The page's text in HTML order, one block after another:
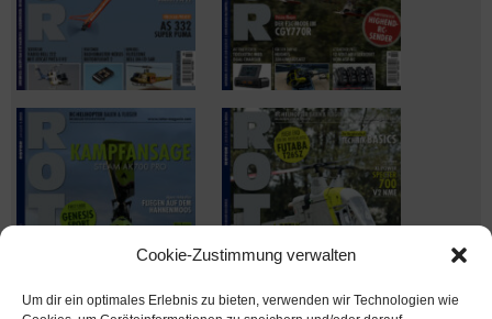
Cookie-Zustimmung verwalten
Um dir ein optimales Erlebnis zu bieten, verwenden wir Technologien wie